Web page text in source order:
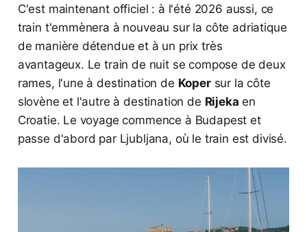
C'est maintenant officiel : à l'été 2026 aussi, ce
train t'emmènera à nouveau sur la côte adriatique
de manière détendue et à un prix très
avantageux. Le train de nuit se compose de deux
rames, l'une à destination de Kopersur la côte
slovène et l'autre à destination de Rijeka en
Croatie. Le voyage commence à Budapest et
passe d'abord par Ljubljana, où le train est divisé.